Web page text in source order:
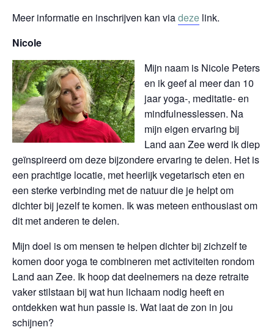
Meer informatie en inschrijven kan viadeze link.
Nicole
Mijn naam is Nicole Peters
en ik geef al meer dan 10
jaar yoga-, meditatie- en
mindfulnesslessen. Na
mijn eigen ervaring bij
Land aan Zee werd ik diep
geïnspireerd om deze bijzondere ervaring te delen. Het is
een prachtige locatie, met heerlijk vegetarisch eten en
een sterke verbinding met de natuur die je helpt om
dichter bij jezelf te komen. Ik was meteen enthousiast om
dit met anderen te delen.
Mijn doel is om mensen te helpen dichter bij zichzelf te
komen door yoga te combineren met activiteiten rondom
Land aan Zee. Ik hoop dat deelnemers na deze retraite
vaker stilstaan bij wat hun lichaam nodig heeft en
ontdekken wat hun passie is. Wat laat de zon in jou
schijnen?